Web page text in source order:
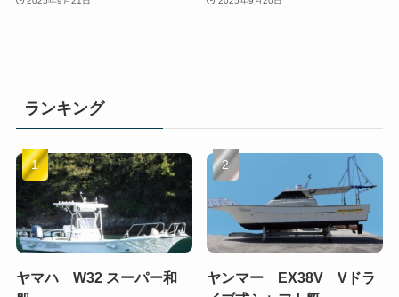
ランキング
ヤマハ W32 スーパー和
ヤンマー EX38V Vドラ